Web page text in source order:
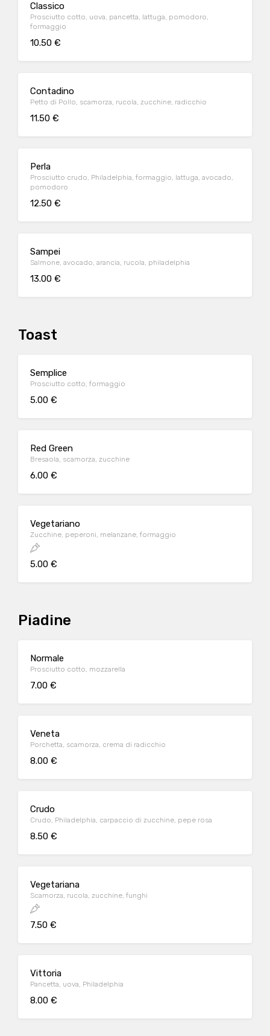
Classico
Prosciutto cotto, uova, pancetta, lattuga, pomodoro,
formaggio
10.50 €
Contadino
Petto di Pollo, scamorza, rucola, zucchine, radicchio
11.50 €
Perla
Prosciutto crudo, Philadelphia, formaggio, lattuga, avocado,
pomodoro
12.50 €
Sampei
Salmone, avocado, arancia, rucola, philadelphia
13.00 €
Toast
Semplice
Prosciutto cotto, formaggio
5.00 €
Red Green
Bresaola, scamorza, zucchine
6.00 €
Vegetariano
Zucchine, peperoni, melanzane, formaggio
5.00 €
Piadine
Normale
Prosciutto cotto, mozzarella
7.00 €
Veneta
Porchetta, scamorza, crema di radicchio
8.00 €
Crudo
Crudo, Philadelphia, carpaccio di zucchine, pepe rosa
8.50 €
Vegetariana
Scamorza, rucola, zucchine, funghi
7.50 €
Vittoria
Pancetta, uova, Philadelphia
8.00 €